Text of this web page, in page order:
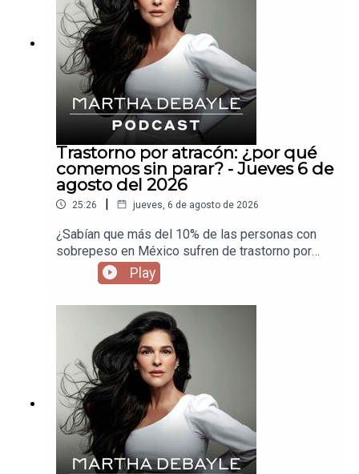
Trastorno por atracón: ¿por qué
comemos sin parar? - Jueves 6 de
agosto del 2026
25:26 | jueves, 6 de agosto de 2026
¿Sabían que más del 10% de las personas con
sobrepeso en México sufren de trastorno por
atracón? Invité a Armando Barriguete para que
nos explique por qué comemos sin parar y cuáles
son las consecuencias de este trastorno.
Play